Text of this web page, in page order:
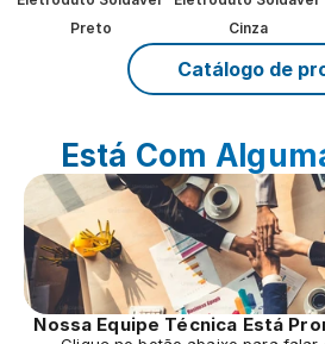
Preto
Cinza
Catálogo de
Está Com
Nossa Equipe Técnica Está